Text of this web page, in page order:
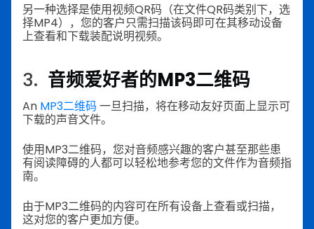
另一种选择是使用视频QR码（在文件QR码类别下，选
择MP4），您的客户只需扫描该码即可在其移动设备
上查看和下载装配说明视频。
3. 音频爱好者的MP3二维码
An MP3二维码 一旦扫描，将在移动友好页面上显示可
下载的声音文件。
使用MP3二维码，您对音频感兴趣的客户甚至那些患
有阅读障碍的人都可以轻松地参考您的文件作为音频指
南。
由于MP3二维码的内容可在所有设备上查看或扫描，
这对您的客户更加方便。